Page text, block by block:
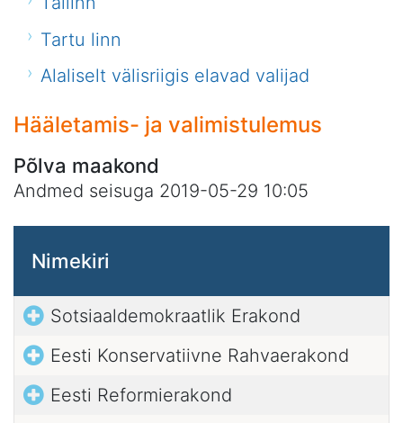
Tartu linn
Alaliselt välisriigis elavad valijad
Hääletamis- ja valimistulemus
Põlva maakond
Andmed seisuga 2019-05-29 10:05
Nimekiri
Sotsiaaldemokraatlik Erakond
Eesti Konservatiivne Rahvaerakond
Eesti Reformierakond